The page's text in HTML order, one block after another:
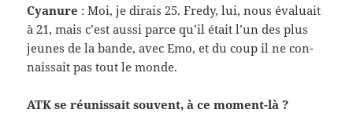
Cya­nure : Moi, je dirais 25. Fredy, lui, nous éval­u­ait
à 21, mais c’est aussi parce qu’il était l’un des plus
jeunes de la bande, avec Emo, et du coup il ne con­
nais­sait pas tout le monde.
ATK se réu­nis­sait sou­vent, à ce moment-​là ?